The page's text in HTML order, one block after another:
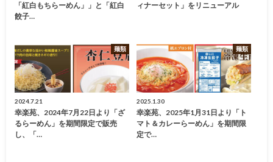
「紅白もちらーめん」」と「紅白
餃子…
ィナーセット」をリニューアル
麺類
2024.7.21
幸楽苑、2024年7月22日より「ざ
るらーめん」を期間限定で販売
し、「…
麺類
2025.1.30
幸楽苑、2025年1月31日より「ト
マト＆カレーらーめん」を期間限
定で…